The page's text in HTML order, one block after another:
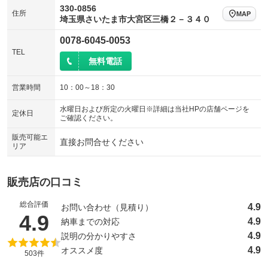
：装備なし
チップアップシート オットマン
：装備なし
電動格納サードシート
ウォークスルー
：装備なし
電動リアゲート
：装備なし
シートエアコン
：装備なし 全周囲カメラ
：装備あり
エアサスペンション
住所
330-0856
埼玉県さいたま市大宮区三橋２－３４０
MAP
TEL
0078-6045-0053
無料電話
営業時間 10：00～18：30
定休日
水曜日および所定の火曜日※詳細は当社HPの店舗ページを
ご確認ください。
販売可能エ
リア
直接お問合せください
販売店の口コミ
総合評価
4.9 （5点満点中）
503件
お問い合わせ（見積り） 4.9
納車までの対応 4.9
説明の分かりやすさ 4.9
オススメ度 4.9